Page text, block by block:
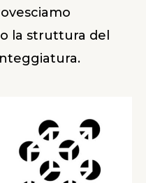
la struttura del